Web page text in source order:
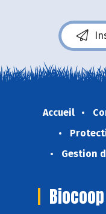
Accueil
Gestion